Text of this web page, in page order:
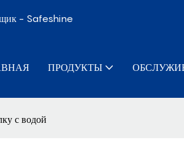
- Safeshine
ПРОДУКТЫ
с водой